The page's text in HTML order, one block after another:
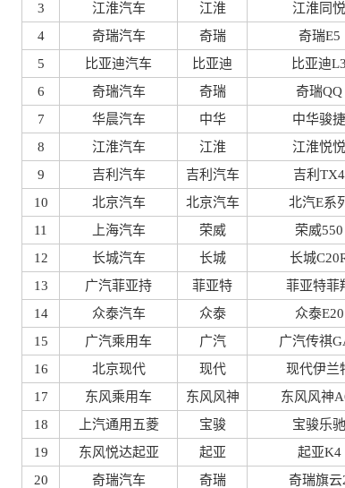
3
江淮汽车 江淮 江淮同悦
4
奇瑞汽车 奇瑞 奇瑞E5
5
比亚迪汽车 比亚迪 比亚迪L3
6
奇瑞汽车 奇瑞 奇瑞QQ
7
华晨汽车 中华 中华骏捷
8
江淮汽车 江淮 江淮悦悦
9
吉利汽车 吉利汽车 吉利TX4
10
北京汽车 北京汽车 北汽E系
11
上海汽车 荣威 荣威550
12
长城汽车 长城 长城
13
广汽菲亚持 菲亚特 菲亚特菲
14
众泰汽车 众泰 众泰E20
15
广汽乘用车 广汽 广汽传祺
16
北京现代 现代 现代伊兰
17
东风乘用车 东风风神 东风风神
18
上汽通用五菱 宝骏 宝骏乐驰
19
东风悦达起亚 起亚 起亚K4
20
奇瑞汽车 奇瑞 奇瑞旗云